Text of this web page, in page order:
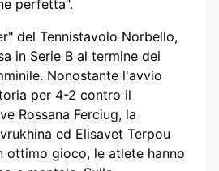
perfetta".
del Tennistavolo Norbello,
in Serie B al termine dei
Nonostante l'avvio
per 4-2 contro il
Rossana Ferciug, la
ed Elisavet Terpou
ottimo gioco, le atlete hanno